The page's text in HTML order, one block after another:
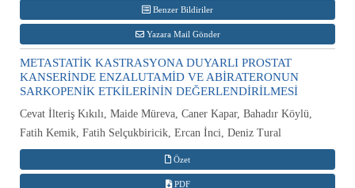
Benzer Bildiriler
Yazara Mail Gönder
METASTATİK KASTRASYONA DUYARLI PROSTAT
KANSERİNDE ENZALUTAMİD VE ABİRATERONUN
SARKOPENİK ETKİLERİNİN DEĞERLENDİRİLMESİ
Cevat İlteriş Kıkılı, Maide Müreva, Caner Kapar, Bahadır Köylü,
Fatih Kemik, Fatih Selçukbiricik, Ercan İnci, Deniz Tural
Özet
PDF